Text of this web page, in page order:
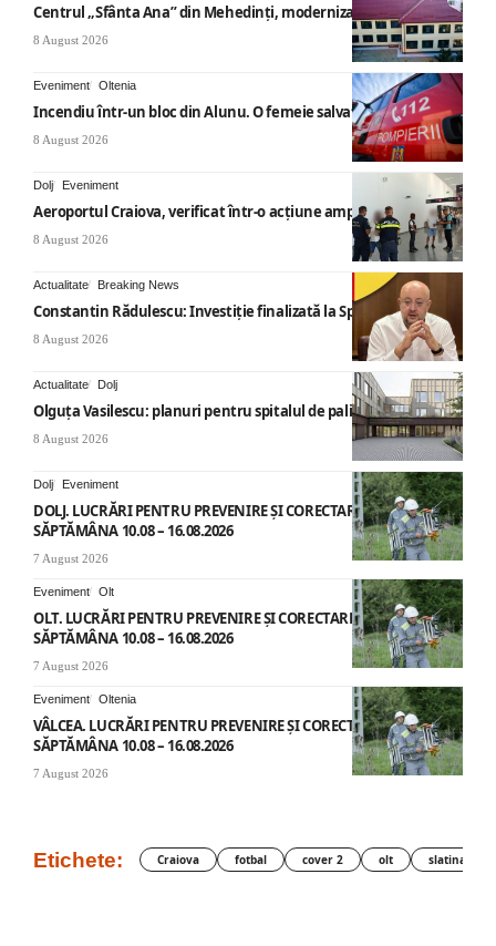
Centrul „Sfânta Ana” din Mehedinți, modernizat
8 August 2026
Eveniment Oltenia
Incendiu într-un bloc din Alunu. O femeie salvată
8 August 2026
Dolj Eveniment
Aeroportul Craiova, verificat într-o acțiune amplă
8 August 2026
Actualitate Breaking News
Constantin Rădulescu: Investiție finalizată la Spitalul Mihăești
8 August 2026
Actualitate Dolj
Olguța Vasilescu: planuri pentru spitalul de paliație
8 August 2026
Dolj Eveniment
DOLJ. LUCRĂRI PENTRU PREVENIRE ȘI CORECTARE AVARII –
SĂPTĂMÂNA 10.08 – 16.08.2026
7 August 2026
Eveniment Olt
OLT. LUCRĂRI PENTRU PREVENIRE ȘI CORECTARE AVARII –
SĂPTĂMÂNA 10.08 – 16.08.2026
7 August 2026
Eveniment Oltenia
VÂLCEA. LUCRĂRI PENTRU PREVENIRE ȘI CORECTARE AVARII –
SĂPTĂMÂNA 10.08 – 16.08.2026
7 August 2026
Etichete: Craiova fotbal cover 2 olt slatina